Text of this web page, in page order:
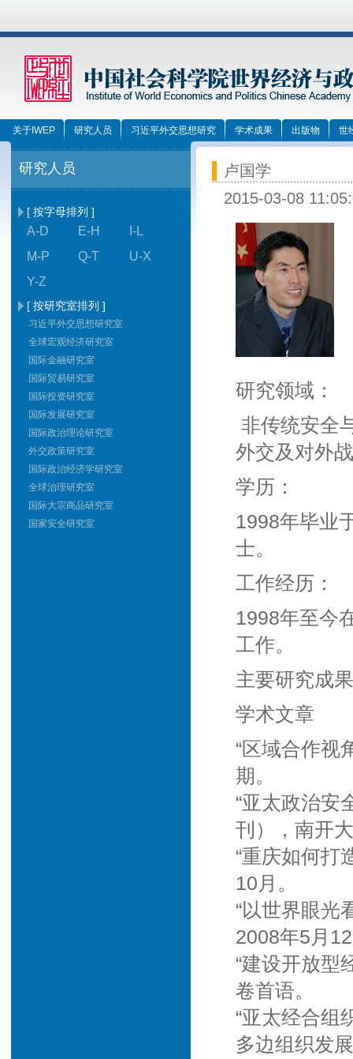
关于IWEP 研究人员 习近平外交思想研究 学术成果 出版物 世
研究人员
[ 按字母排列 ]
A-D E-H
I-L
M-P
Q-T
U-X
Y-Z
[ 按研究室排列 ]
习近平外交思想研究室
全球宏观经济研究室
国际金融研究室
国际贸易研究室
国际投资研究室
国际发展研究室
国际政治理论研究室
外交政策研究室
国际政治经济学研究室
全球治理研究室
国际大宗商品研究室
国家安全研究室
卢国学
2015-03-08
研究领域：
非传统安全
外交及对外
学历：
1998年毕业
士。
工作经历：
1998年至今
工作。
主要研究成
学术文章
“区域合作视
期。
“亚太政治安
刊），南开
“重庆如何打
10月。
“以世界眼光
2008年5月
“建设开放型
卷首语。
“亚太经合组
多边组织发